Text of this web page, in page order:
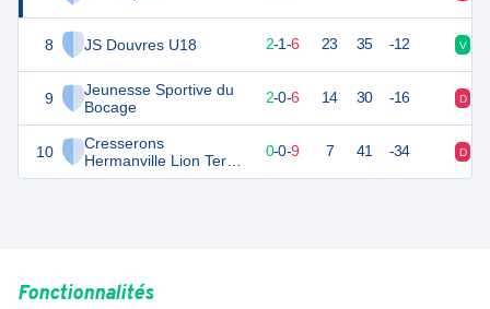
8 JS Douvres U18
9
Jeunesse Sportive du
Bocage
10
Cresserons
Hermanville Lion Terre
et Mer
7 2-1-6 23 35 -12 V
5 9 2-0-6 14 30 -16 D
0-0-9 7 41 -34 D
Fonctionnalités